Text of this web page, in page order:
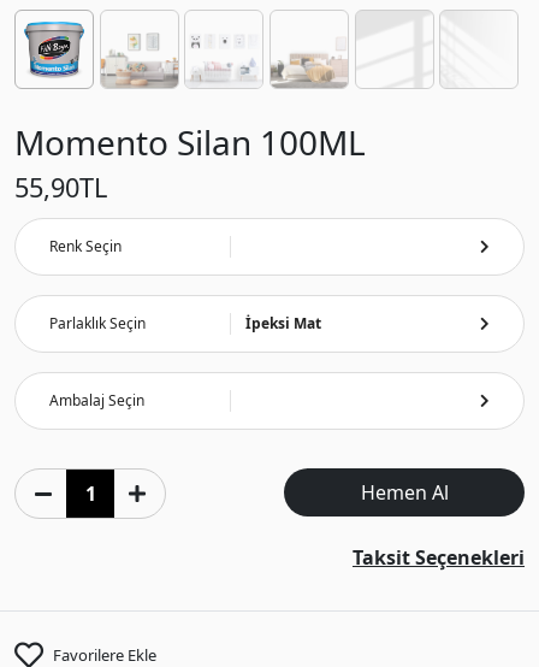
Momento Silan 100ML
55,90TL
Renk Seçin
Parlaklık Seçin İpeksi Mat
Ambalaj Seçin
Hemen Al
Taksit Seçenekleri
Favorilere Ekle